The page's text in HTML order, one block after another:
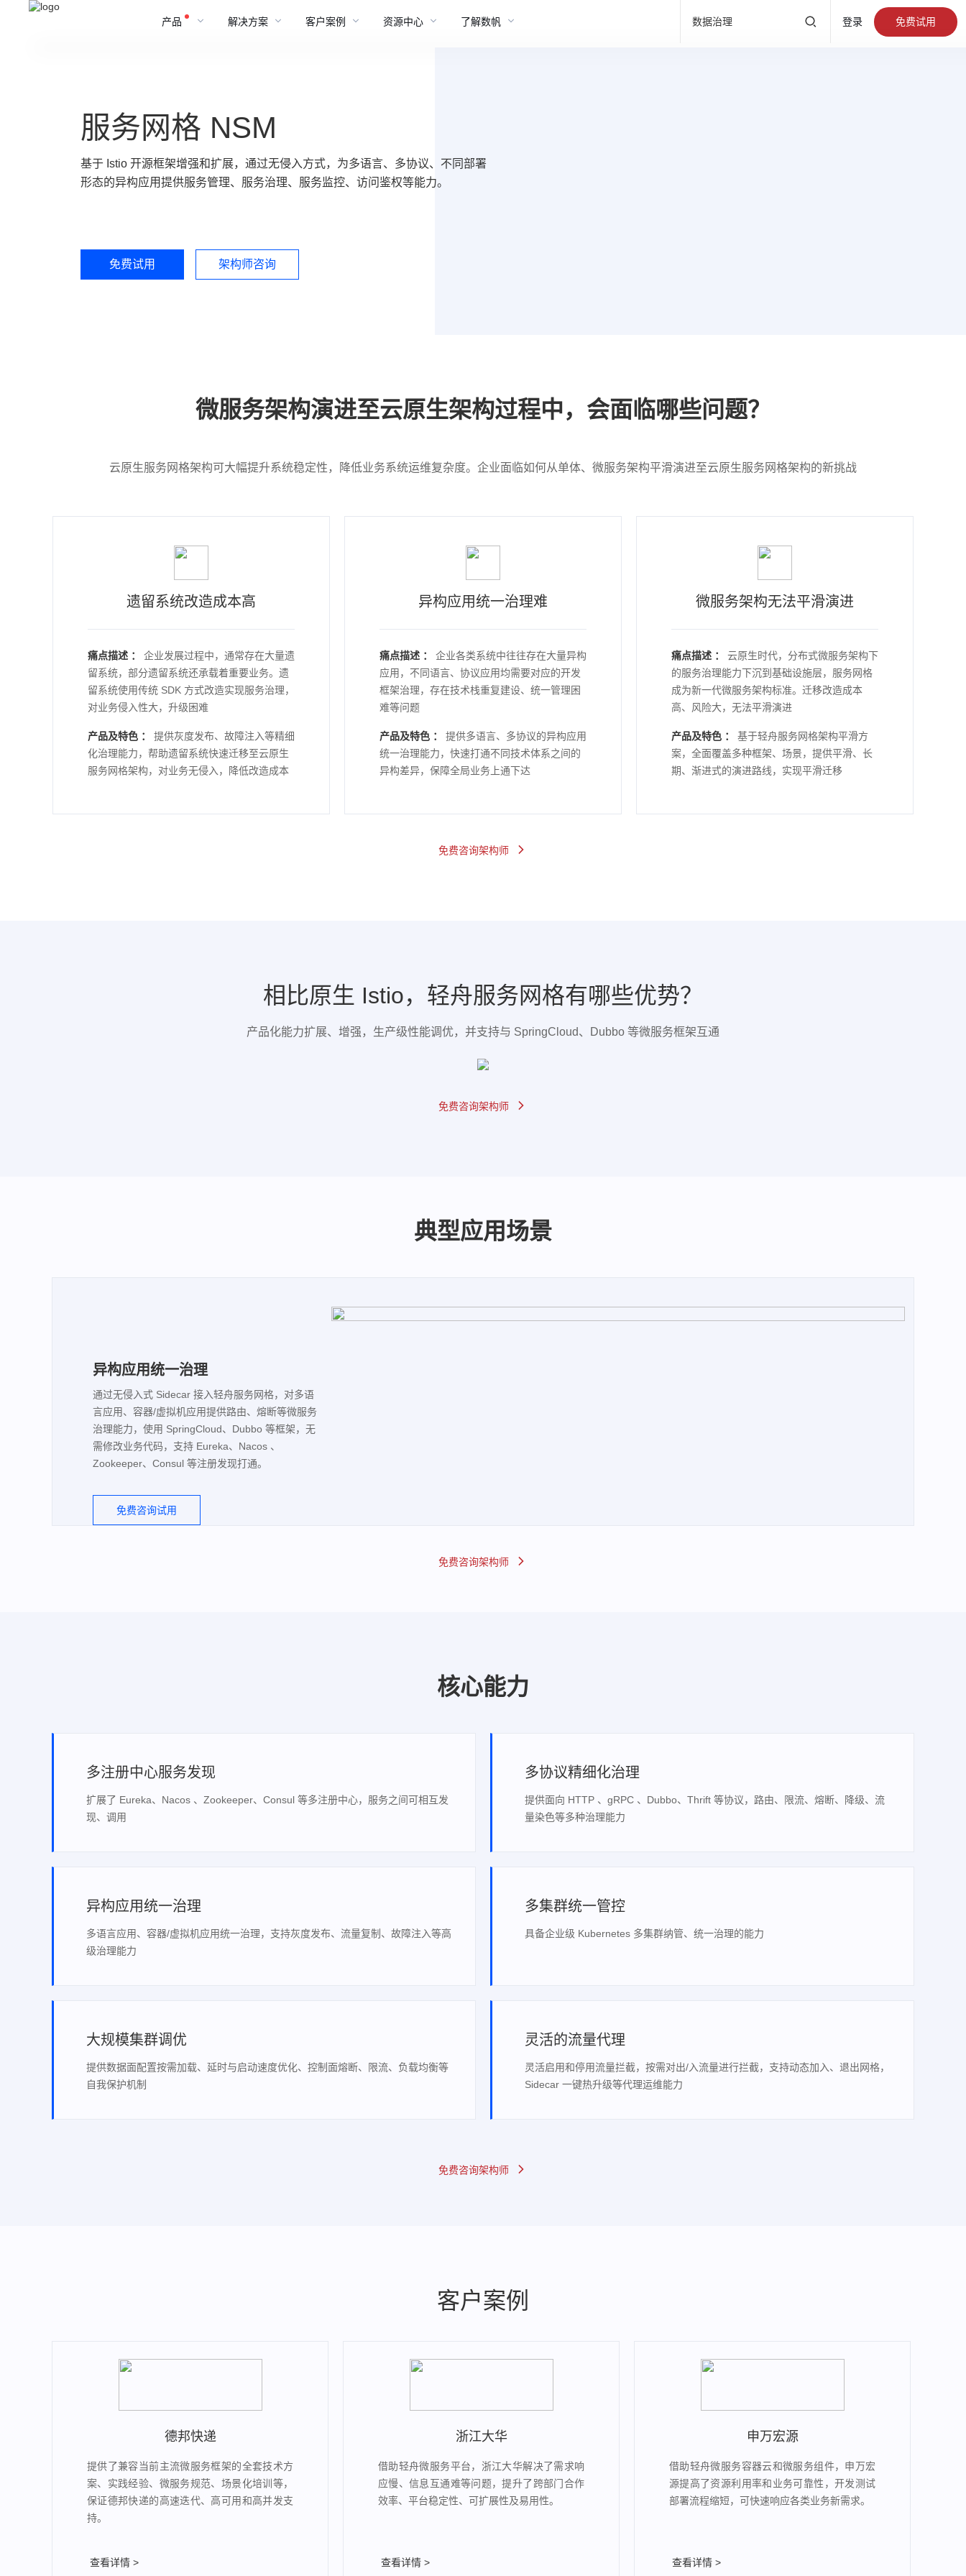
产品 解决方案 客户案例 资源中心 了解数帆 数据治理 产品直达
登录 免费试用
服务网格 NSM
基于 Istio 开源框架增强和扩展，通过无侵入方式，为多语言、多协议、不同部署
形态的异构应用提供服务管理、服务治理、服务监控、访问鉴权等能力。
免费试用 架构师咨询
微服务架构演进至云原生架构过程中，会面临哪些问题？
云原生服务网格架构可大幅提升系统稳定性，降低业务系统运维复杂度。企业面临如何从单体、微服务架构平滑演进至云原生服务网格架构的新挑战
遗留系统改造成本高
痛点描述 ： 企业发展过程中，通常存在大量遗
留系统，部分遗留系统还承载着重要业务。遗
留系统使用传统 SDK 方式改造实现服务治理，
对业务侵入性大，升级困难
产品及特色 ： 提供灰度发布、故障注入等精细
化治理能力，帮助遗留系统快速迁移至云原生
服务网格架构，对业务无侵入，降低改造成本
异构应用统一治理难
痛点描述 ： 企业各类系统中往往存在大量异构
应用，不同语言、协议应用均需要对应的开发
框架治理，存在技术栈重复建设、统一管理困
难等问题
产品及特色 ： 提供多语言、多协议的异构应用
统一治理能力，快速打通不同技术体系之间的
异构差异，保障全局业务上通下达
微服务架构无法平滑演进
痛点描述 ： 云原生时代，分布式微服务架构下
的服务治理能力下沉到基础设施层，服务网格
成为新一代微服务架构标准。迁移改造成本
高、风险大，无法平滑演进
产品及特色 ： 基于轻舟服务网格架构平滑方
案，全面覆盖多种框架、场景，提供平滑、长
期、渐进式的演进路线，实现平滑迁移
免费咨询架构师
相比原生 Istio，轻舟服务网格有哪些优势？
产品化能力扩展、增强，生产级性能调优，并支持与 SpringCloud、Dubbo 等微服务框架互通
免费咨询架构师
典型应用场景
异构应用统一治理
通过无侵入式 Sidecar 接入轻舟服务网格，对多语
言应用、容器/虚拟机应用提供路由、熔断等微服务
治理能力，使用 SpringCloud、Dubbo 等框架，无
需修改业务代码，支持 Eureka、Nacos 、
Zookeeper、Consul 等注册发现打通。
免费咨询试用
免费咨询架构师
核心能力
多注册中心服务发现
扩展了 Eureka、Nacos 、Zookeeper、Consul 等多注册中心，服务之间可相互发
现、调用
多协议精细化治理
提供面向 HTTP 、gRPC 、Dubbo、Thrift 等协议，路由、限流、熔断、降级、流
量染色等多种治理能力
异构应用统一治理
多语言应用、容器/虚拟机应用统一治理，支持灰度发布、流量复制、故障注入等高
级治理能力
多集群统一管控
具备企业级 Kubernetes 多集群纳管、统一治理的能力
大规模集群调优
提供数据面配置按需加载、延时与启动速度优化、控制面熔断、限流、负载均衡等
自我保护机制
灵活的流量代理
灵活启用和停用流量拦截，按需对出/入流量进行拦截，支持动态加入、退出网格，
Sidecar 一键热升级等代理运维能力
免费咨询架构师
客户案例
德邦快递
提供了兼容当前主流微服务框架的全套技术方
案、实践经验、微服务规范、场景化培训等，
保证德邦快递的高速迭代、高可用和高并发支
持。
查看详情 >
浙江大华
借助轻舟微服务平台，浙江大华解决了需求响
应慢、信息互通难等问题，提升了跨部门合作
效率、平台稳定性、可扩展性及易用性。
查看详情 >
申万宏源
借助轻舟微服务容器云和微服务组件，申万宏
源提高了资源利用率和业务可靠性，开发测试
部署流程缩短，可快速响应各类业务新需求。
查看详情 >